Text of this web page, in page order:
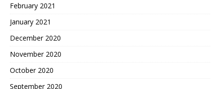
February 2021
January 2021
December 2020
November 2020
October 2020
September 2020